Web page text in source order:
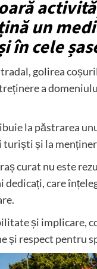
un
în cele
golirea
a
la păstrarea
și la
curat nu este
dedicați, care
și implicare,
și respect pentru